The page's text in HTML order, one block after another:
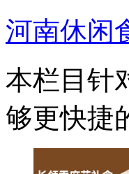
河南休闲
本栏目针
够更快捷